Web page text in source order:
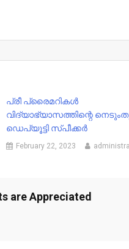
പ്രീ പ്രൈമറികള്‍
വിദ്യാഭ്യാസത്തിന്റെ
ഡെപ്യൂട്ടി സ്പീക്കര്‍
February 22, 2023
are Appreciated